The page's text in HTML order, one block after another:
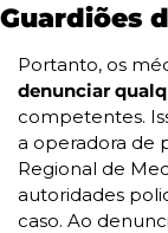
Guardiões
denunciar
competentes.
a operadora de
Regional de
autoridades
caso. Ao